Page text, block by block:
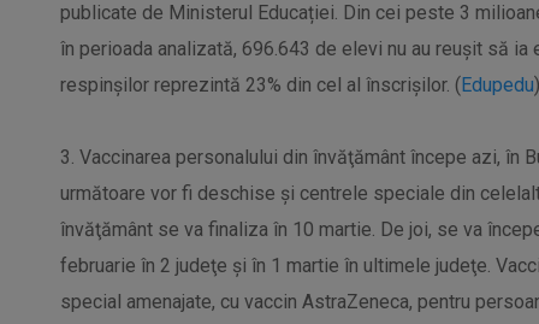
publicate de Ministerul Educației. Din cei peste 3
în perioada analizată, 696.643 de elevi nu au reușit să ia
respinșilor reprezintă 23% din cel al înscrișilor. (Edupedu)
3. Vaccinarea personalului din învăţământ începe azi, în
următoare vor fi deschise şi centrele speciale din
învăţământ se va finaliza în 10 martie. De joi, se va
februarie în 2 judeţe şi în 1 martie în ultimele judeţe.
special amenajate, cu vaccin AstraZeneca, pentru